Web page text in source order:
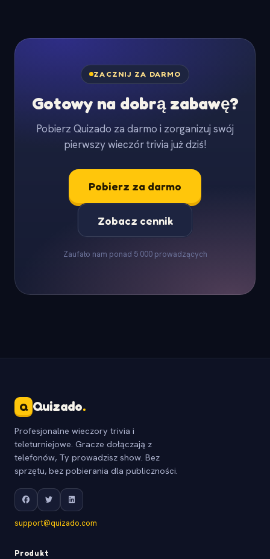
ZACZNIJ ZA DARMO
Gotowy na dobrą zabawę?
Pobierz Quizado za darmo i zorganizuj swój
pierwszy wieczór trivia już dziś!
Pobierz za darmo
Zobacz cennik
Zaufało nam ponad 5 000 prowadzących
Q Quizado.
Profesjonalne wieczory trivia i
teleturniejowe. Gracze dołączają z
telefonów, Ty prowadzisz show. Bez
sprzętu, bez pobierania dla publiczności.
support@quizado.com
Produkt